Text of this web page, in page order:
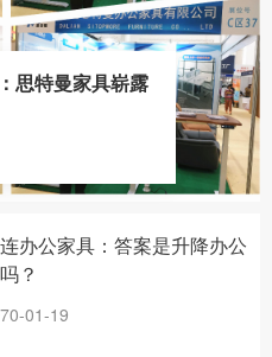
思特曼家具崭露
办公家具：答案是升降办公
？
01-19